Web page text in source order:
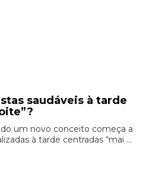
saudáveis à tarde
um novo conceito começa a
à tarde centradas “mai ...